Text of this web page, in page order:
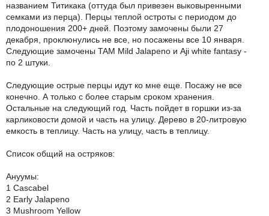
названием Титикака (оттуда был привезен выковыренными
семками из перца). Перцы теплой остроты с периодом до
плодоношения 200+ дней. Поэтому замочены были 27
декабря, проклюнулись не все, но посажены все 10 января.
Следующие замочены TAM Mild Jalapeno и Aji white fantasy -
по 2 штуки.
Следующие острые перцы идут ко мне еще. Посажу не все
конечно. А только с более старым сроком хранения.
Остальные на следующий год. Часть пойдет в горшки из-за
карликовости домой и часть на улицу. Дерево в 20-литровую
емкость в теплицу. Часть на улицу, часть в теплицу.
Список общий на остряков:
Ануумы:
1 Cascabel
2 Early Jalapeno
3 Mushroom Yellow